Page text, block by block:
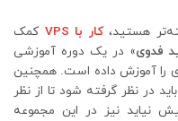
هستید،کار با VPS
کمک
فدوی» در یک دوره آموزشی
را آموزش داده است. همچنین
در نظر گرفته شود تا از نظر
نیاید نیز در این مجموعه